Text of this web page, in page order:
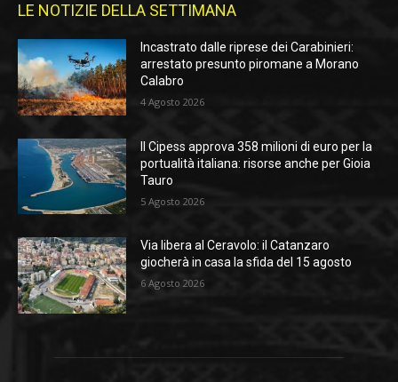
LE NOTIZIE DELLA SETTIMANA
Incastrato dalle riprese dei Carabinieri:
arrestato presunto piromane a Morano
Calabro
4 Agosto 2026
Il Cipess approva 358 milioni di euro per la
portualità italiana: risorse anche per Gioia
Tauro
5 Agosto 2026
Via libera al Ceravolo: il Catanzaro
giocherà in casa la sfida del 15 agosto
6 Agosto 2026